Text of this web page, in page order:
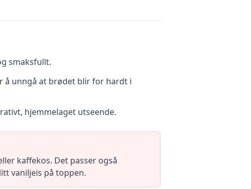
smaksfullt.
å unngå at brødet blir for hardt i
hjemmelaget utseende.
kaffekos. Det passer også
vaniljeis på toppen.